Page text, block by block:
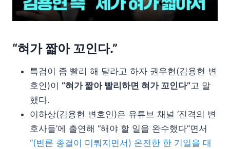
“혀가 짧아 꼬인다.”
특검이 좀 빨리 해 달라고 하자 권우현(김용현 변
호인)이 “혀가 짧아 빨리하면 혀가 꼬인다”고 말
했다.
이하상(김용현 변호인)은 유튜브 채널 ‘진격의 변
호사들’에 출연해 “해야 할 일을 완수했다”면서
“(변론 종결이 미뤄지면서) 온전한 한 기일을 대